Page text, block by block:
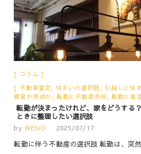
コラム
不動産査定, 住まいの選択肢, 引越しと住
賃貸か売却か, 転勤と不動産売却, 転勤と資
転勤が決まったけれど、家をどうす
ときに整理したい選択肢
by WENO 2025/07/17
転勤に伴う不動産の選択肢 転勤は、突